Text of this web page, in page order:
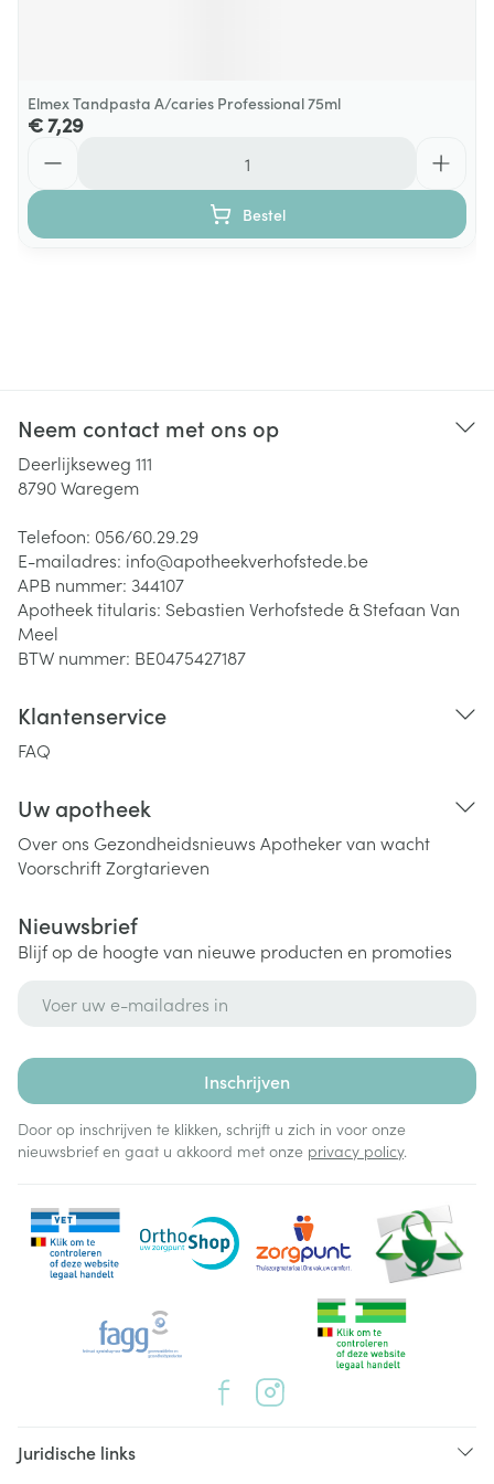
Elmex Tandpasta A/caries Professional 75ml
€ 7,29
Bestel
Neem contact met ons op
Deerlijkseweg 111
8790Waregem
Telefoon: 056/60.29.29
E-mailadres: info@apotheekverhofstede.be
APB nummer: 344107
Apotheek titularis: Sebastien Verhofstede & Stefaan Van
Meel
BTW nummer: BE0475427187
Klantenservice
FAQ
Uw apotheek
Over ons Gezondheidsnieuws Apotheker van wacht
VoorschriftZorgtarieven
Nieuwsbrief
Blijf op de hoogte van nieuwe producten en promoties
Inschrijven
Door op inschrijven te klikken, schrijft u zich in voor onze
nieuwsbrief en gaat u akkoord met onze privacy policy.
Juridische links